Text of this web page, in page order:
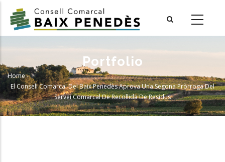
main
Portfolio
Breadcrumb
Home-
El Consell Comarcal Del Baix Penedès Aprova Una Segona Pròrroga Del
Servei Comarcal De Recollida De Residus